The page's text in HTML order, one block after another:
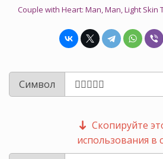
Couple with Heart: Man, Man, Light Skin
Символ
Скопируйте
использования в